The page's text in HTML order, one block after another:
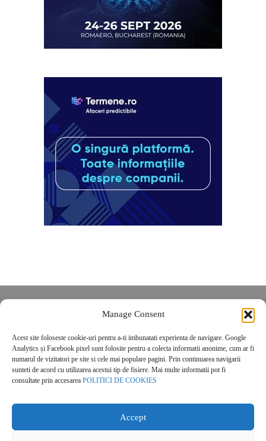
Manage Consent
Acest site foloseste cookie-uri pentru a-ti imbunatati experienta de navigare. Google
Analytics și Facebook pixel sunt folosite pentru a colecta informatii anonime, cum ar fi
numarul de vizitatori pe site si cele mai populare pagini. Prin continuarea navigarii
sunteti de acord cu utilizarea acestui tip de fisiere. Mai multe informatii pot fi
consultate prin accesarea POLITICI DE COOKIES
Accept
POLITICĂ DE CONFIDENȚIALITATE
Politica de cookies